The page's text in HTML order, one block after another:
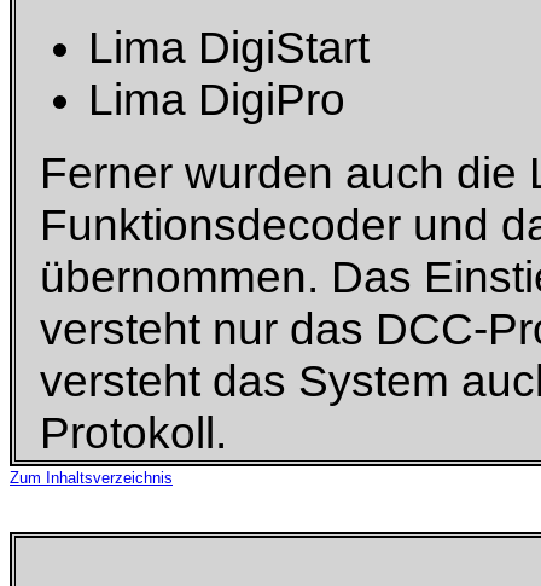
Lima DigiStart
Lima DigiPro
Ferner wurden auch die
Funktionsdecoder und
übernommen. Das
versteht nur das DCC-
versteht das System
Protokoll.
Zum Inhaltsverzeichnis